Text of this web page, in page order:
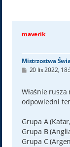
maverik
Mistrzostwa
P
t
20 lis 2022,
Właśnie
odpowiedni
Grupa A
Grupa B
Grupa C